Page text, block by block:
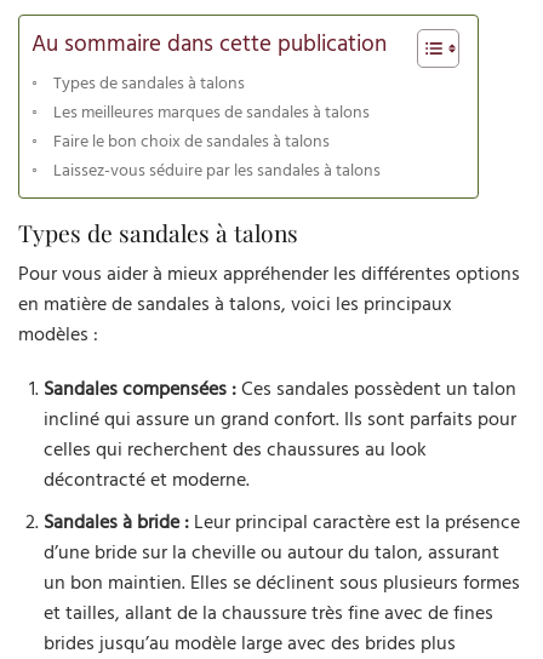
Au sommaire dans cette publication
Types de sandales à talons
Les meilleures marques de sandales à talons
Faire le bon choix de sandales à talons
Laissez-vous séduire par les sandales à talons
Types de sandales à talons
Pour vous aider à mieux appréhender les différentes options
en matière de sandales à talons, voici les principaux
modèles :
Sandales compensées :Ces sandales possèdent un talon
incliné qui assure un grand confort. Ils sont parfaits pour
celles qui recherchent des chaussures au look
décontracté et moderne.
Sandales à bride :Leur principal caractère est la présence
d’une bride sur la cheville ou autour du talon, assurant
un bon maintien. Elles se déclinent sous plusieurs formes
et tailles, allant de la chaussure très fine avec de fines
brides jusqu’au modèle large avec des brides plus